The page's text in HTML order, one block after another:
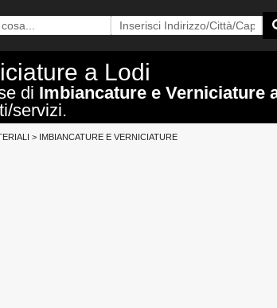
a Lodi
di Imbiancature e Verniciature
servizi.
> IMBIANCATURE E VERNICIATURE